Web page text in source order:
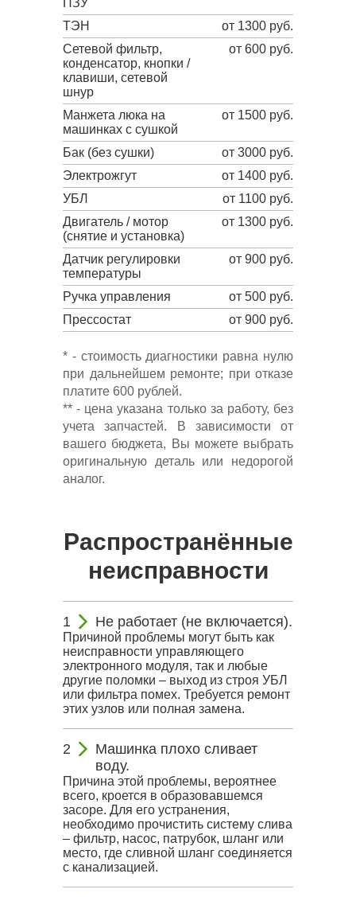
ПЗУ
ТЭН
от 1300 руб.
Сетевой фильтр,
конденсатор, кнопки /
клавиши, сетевой
шнур
от 600 руб.
Манжета люка на
машинках с сушкой
от 1500 руб.
Бак (без сушки)
от 3000 руб.
Электрожгут
от 1400 руб.
УБЛ
от 1100 руб.
Двигатель / мотор
(снятие и установка)
от 1300 руб.
Датчик регулировки
температуры
от 900 руб.
Ручка управления
от 500 руб.
Прессостат
от 900 руб.
* - стоимость диагностики равна нулю
при дальнейшем ремонте; при отказе
платите 600 рублей.
** - цена указана только за работу, без
учета запчастей. В зависимости от
вашего бюджета, Вы можете выбрать
оригинальную деталь или недорогой
аналог.
Распространённые
неисправности
Не работает (не включается).
Причиной проблемы могут быть как
неисправности управляющего
электронного модуля, так и любые
другие поломки – выход из строя УБЛ
или фильтра помех. Требуется ремонт
этих узлов или полная замена.
Машинка плохо сливает
воду.
Причина этой проблемы, вероятнее
всего, кроется в образовавшемся
засоре. Для его устранения,
необходимо прочистить систему слива
– фильтр, насос, патрубок, шланг или
место, где сливной шланг соединяется
с канализацией.